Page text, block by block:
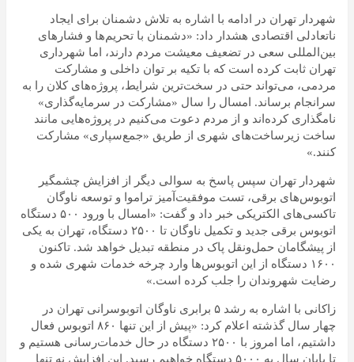
شهردار تهران در ادامه با اشاره به تلاش دشمنان برای ایجاد
ناتعادلی اقتصادی هشدار داد: «دشمنان با تحریم‌ها و فشارهای
بین‌المللی سعی در تضعیف معیشت مردم دارند، اما شهرداری
تهران ثابت کرده است که با تکیه بر توان داخلی و مشارکت
مردمی، می‌تواند حتی در سخت‌ترین شرایط، پروژه‌های کلان را به
سرانجام برساند. امسال را سال «مشارکت در سرمایه‌گذاری»
نامگذاری کرده‌اند و از مردم دعوت می‌کنیم در پروژه‌هایی مانند
ساخت زیرساخت‌های شهری از طریق «جمع‌سپاری» مشارکت
کنند.»
شهردار تهران سپس پاسخ به سوالی دیگر از افزایش چشمگیر
اتوبوس‌های برقی، تست موفقیت‌آمیز تراموا و توسعه ناوگان
تاکسی‌های الکتریکی خبر داد و گفت: «امسال با ورود ۵۰۰ دستگاه
اتوبوس برقی جدید و تکمیل ناوگان تا ۲۵۰۰ دستگاه، تهران به یکی
از پیشگامان حمل‌ونقل پاک در منطقه تبدیل خواهد شد. تاکنون
۱۶۰۰ دستگاه از این اتوبوس‌ها وارد چرخه خدمات شهری شده و
رضایت شهروندان را جلب کرده است.»
زاکانی با اشاره به رشد ۵ برابری ناوگان اتوبوسرانی تهران در
چهار سال گذشته اعلام کرد: «پیش از این تنها ۸۶۰ اتوبوس فعال
داشتیم، اما امروز با ۲۵۰۰ دستگاه در حال خدمات‌رسانی هستیم و
تا پایان سال به ۵۰۰۰ دستگاه خواهیم رسید. این افزایش نه تنها